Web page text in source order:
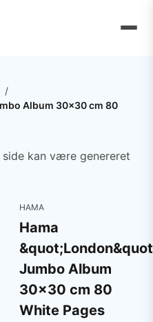
/
Album 30x30 cm 80
kan være genereret
HAMA
Hama
Jumbo Album
30x30 cm 80
White Pages